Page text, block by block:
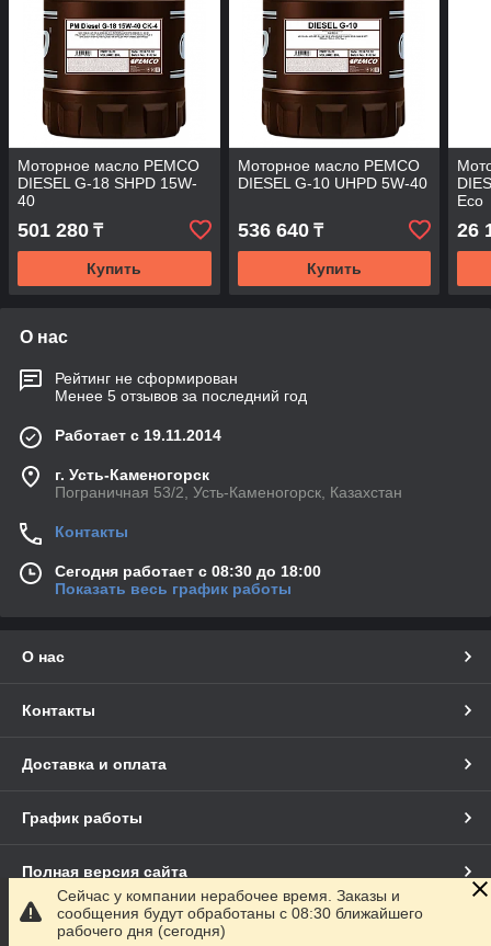
Моторное масло PEMCO
DIESEL G-18 SHPD 15W-
40
501 280 ₸
Купить
Моторное масло PEMCO
DIESEL G-10 UHPD 5W-40
536 640₸
Купить
Eco
26
О нас
Рейтинг не сформирован
Менее 5 отзывов за последний год
Работает с 19.11.2014
г. Усть-Каменогорск
Пограничная 53/2, Усть-Каменогорск, Казахстан
Контакты
Сегодня работает с 08:30 до 18:00
Показать весь график работы
О нас
Контакты
Доставка и оплата
График работы
Полная версия сайта
Сайт создан на маркетплейсе
Сейчас у компании нерабочее время. Заказы и
сообщения будут обработаны с 08:30 ближайшего
рабочего дня (сегодня)